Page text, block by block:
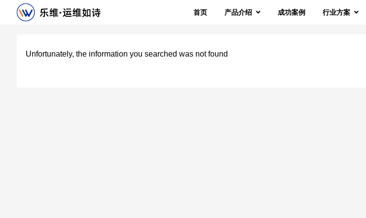
首页 产品介绍 成功案例 行业方案
Unfortunately, the information you searched was not found